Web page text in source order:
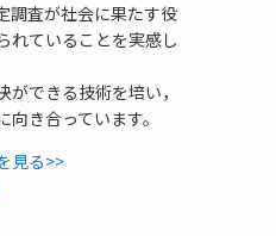
調査が社会に果たす役
れていることを実感し
できる技術を培い，
き合っています。
見る>>